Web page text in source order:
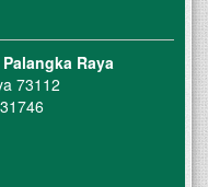
Raya
73112